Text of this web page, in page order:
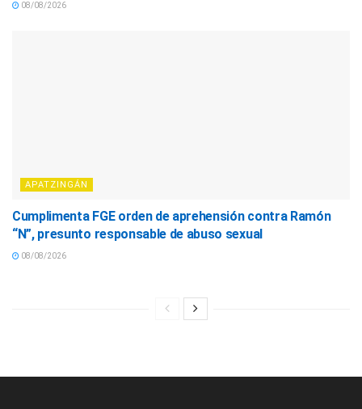
08/08/2026
APATZINGÁN
Cumplimenta FGE orden de aprehensión contra Ramón
“N”, presunto responsable de abuso sexual
08/08/2026